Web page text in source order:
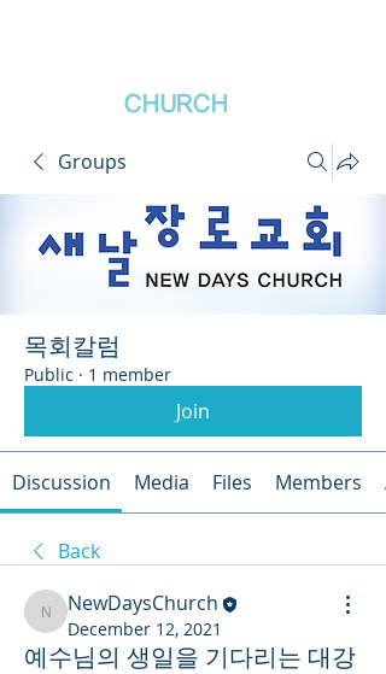
CHURCH
Groups
목회칼럼
Public · 1 member
Join
Discussion Media Files Members
Back
NewDaysChurch
NewDaysChurch
December 12, 2021
예수님의 생일을 기다리는 대강